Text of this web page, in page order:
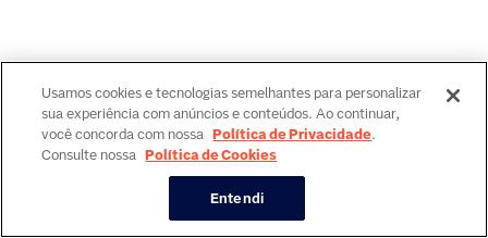
Usamos cookies e tecnologias semelhantes para personalizar
sua experiência com anúncios e conteúdos. Ao continuar,
você concorda com nossa Política de Privacidade.
Consulte nossa Política de Cookies
Entendi